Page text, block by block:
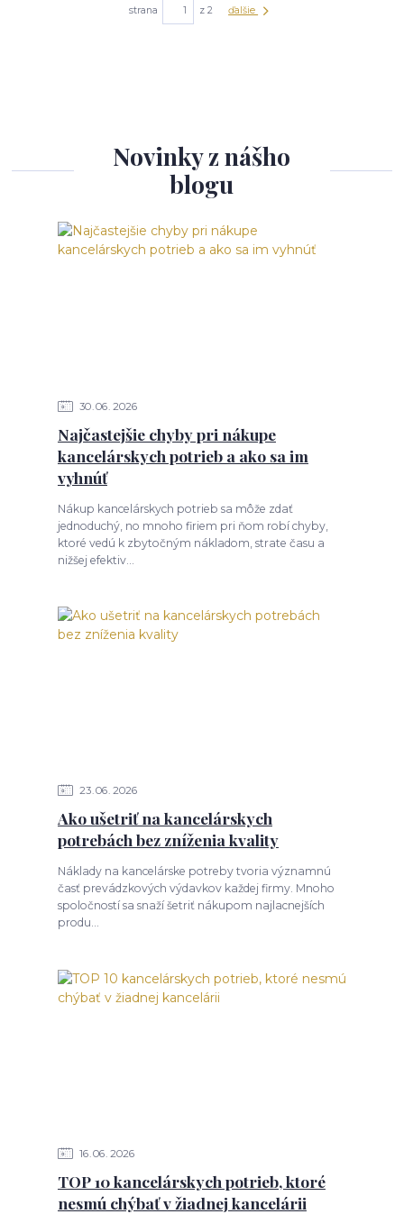
strana z 2 ďalšie
Novinky z nášho
blogu
30 06 2026
Najčastejšie chyby pri nákupe
kancelárskych potrieb a ako sa im
vyhnúť
Nákup kancelárskych potrieb sa môže zdať
jednoduchý, no mnoho firiem pri ňom robí chyby,
ktoré vedú k zbytočným nákladom, strate času a
nižšej efektiv...
23 06 2026
Ako ušetriť na kancelárskych
potrebách bez zníženia kvality
Náklady na kancelárske potreby tvoria významnú
časť prevádzkových výdavkov každej firmy. Mnoho
spoločností sa snaží šetriť nákupom najlacnejších
produ...
16 06 2026
TOP 10 kancelárskych potrieb, ktoré
nesmú chýbať v žiadnej kancelárii